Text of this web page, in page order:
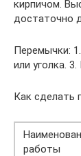
кирпичом.
достаточно
Перемычки:
или уголка.
Как сделать
работы